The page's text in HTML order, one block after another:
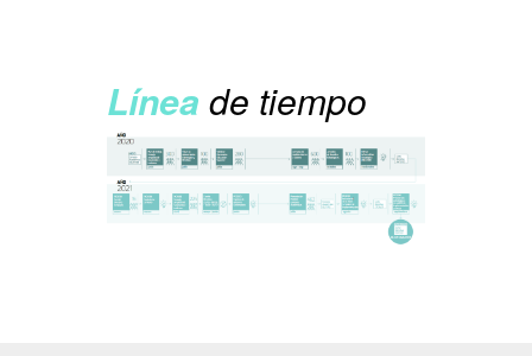
Línea de tiempo